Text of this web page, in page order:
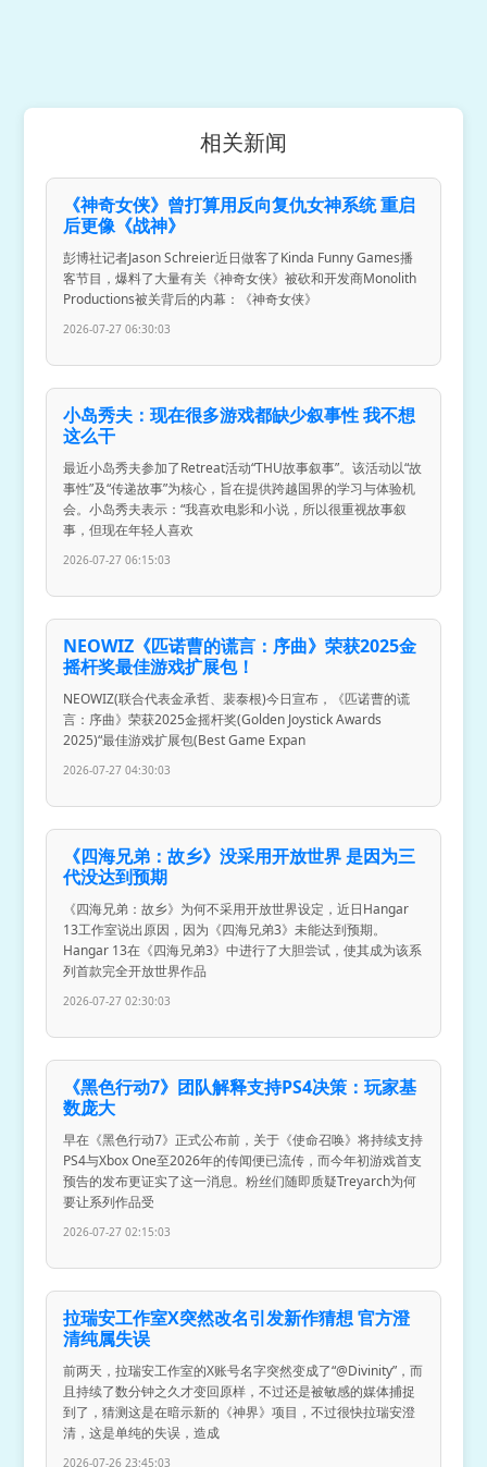
相关新闻
《神奇女侠》曾打算用反向复仇女神系统 重启
后更像《战神》
彭博社记者Jason Schreier近日做客了Kinda Funny Games播
客节目，爆料了大量有关《神奇女侠》被砍和开发商Monolith
Productions被关背后的内幕：《神奇女侠》
2026-07-27 06:30:03
小岛秀夫：现在很多游戏都缺少叙事性 我不想
这么干
最近小岛秀夫参加了Retreat活动“THU故事叙事”。该活动以“故
事性”及“传递故事”为核心，旨在提供跨越国界的学习与体验机
会。小岛秀夫表示：“我喜欢电影和小说，所以很重视故事叙
事，但现在年轻人喜欢
2026-07-27 06:15:03
NEOWIZ《匹诺曹的谎言：序曲》荣获2025金
摇杆奖最佳游戏扩展包！
NEOWIZ(联合代表金承哲、裴泰根)今日宣布，《匹诺曹的谎
言：序曲》荣获2025金摇杆奖(Golden Joystick Awards
2025)“最佳游戏扩展包(Best Game Expan
2026-07-27 04:30:03
《四海兄弟：故乡》没采用开放世界 是因为三
代没达到预期
《四海兄弟：故乡》为何不采用开放世界设定，近日Hangar
13工作室说出原因，因为《四海兄弟3》未能达到预期。
Hangar 13在《四海兄弟3》中进行了大胆尝试，使其成为该系
列首款完全开放世界作品
2026-07-27 02:30:03
《黑色行动7》团队解释支持PS4决策：玩家基
数庞大
早在《黑色行动7》正式公布前，关于《使命召唤》将持续支持
PS4与Xbox One至2026年的传闻便已流传，而今年初游戏首支
预告的发布更证实了这一消息。粉丝们随即质疑Treyarch为何
要让系列作品受
2026-07-27 02:15:03
拉瑞安工作室X突然改名引发新作猜想 官方澄
清纯属失误
前两天，拉瑞安工作室的X账号名字突然变成了“@Divinity”，而
且持续了数分钟之久才变回原样，不过还是被敏感的媒体捕捉
到了，猜测这是在暗示新的《神界》项目，不过很快拉瑞安澄
清，这是单纯的失误，造成
2026-07-26 23:45:03